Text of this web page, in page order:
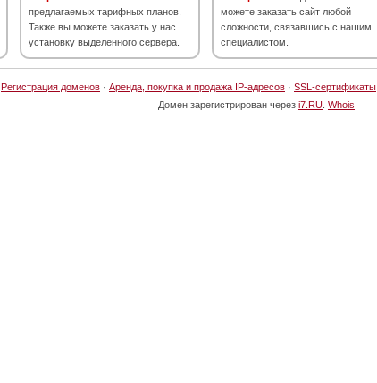
предлагаемых тарифных планов.
Также вы можете заказать у нас
установку выделенного сервера.
можете заказать сайт любой
сложности, связавшись с нашим
специалистом.
Регистрация доменов · Аренда, покупка и продажа IP-адресов · SSL-сертификаты
Домен зарегистрирован через i7.RU Whois